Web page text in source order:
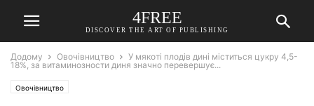
4FREE
DISCOVER THE ART OF PUBLISHING
Додому Овочівництво
У мякоті плодів дині міститься цукру 4,5-
18%, за витаминозности диня значно перевершує...
Овочівництво